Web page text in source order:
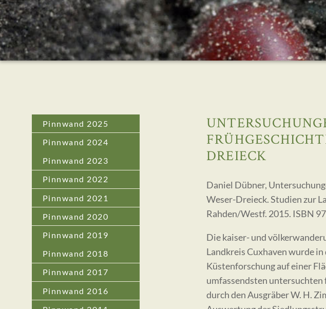
DREIECK
Daniel Dübner,
Weser-Dreieck. Studien zur
Rahden/Westf. 2015. ISBN
Die kaiser- und
Landkreis Cuxhaven wurde
Küstenforschung auf einer
umfassendsten untersuchten
durch den Ausgräber W. H.
Pinnwand 2025
Pinnwand 2024
Pinnwand 2023
Pinnwand 2022
Pinnwand 2021
Pinnwand 2020
Pinnwand 2019
Pinnwand 2018
Pinnwand 2017
Pinnwand 2016